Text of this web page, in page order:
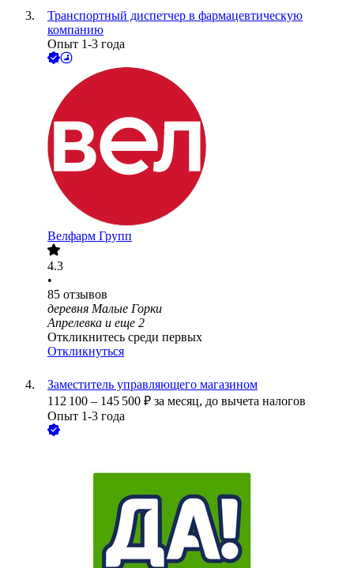
Транспортный диспетчер в фармацевтическую
компанию
Опыт 1-3 года
Велфарм Групп
4.3
•
85 отзывов
деревня Малые Горки
Апрелевка и еще 2
Откликнитесь среди первых
Откликнуться
Заместитель управляющего магазином
112 100 – 145 500 ₽ за месяц, до вычета налогов
Опыт 1-3 года